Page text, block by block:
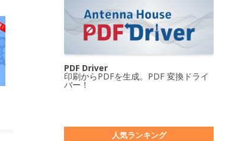
PDF Driver
印刷からPDFを生成。PDF 変換ドライ
バー！
人気ランキング